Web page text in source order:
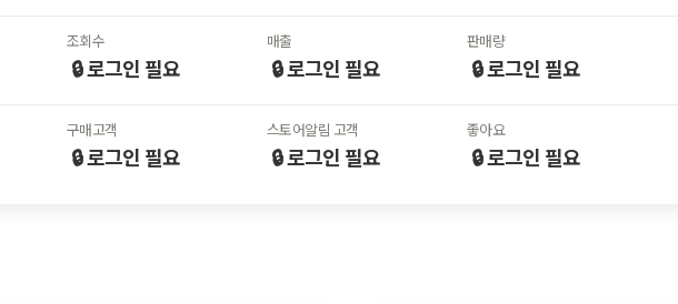
조회수
🔒 로그인 필요
매출
🔒 로그인 필요
판매량
🔒 로그인 필요
구매고객
🔒 로그인 필요
스토어알림 고객
🔒 로그인 필요
좋아요
🔒 로그인 필요